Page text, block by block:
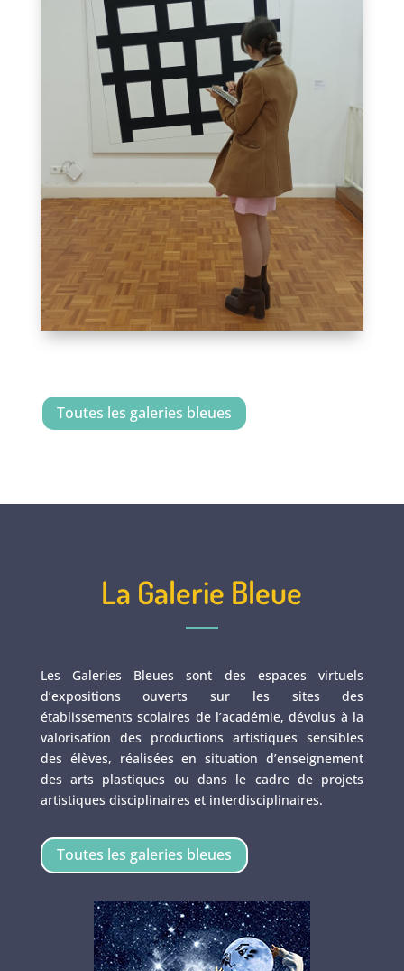
Toutes les galeries bleues
La Galerie Bleue
Les Galeries Bleues sont des espaces virtuels
d’expositions ouverts sur les sites des
établissements scolaires de l’académie, dévolus à la
valorisation des productions artistiques sensibles
des élèves, réalisées en situation d’enseignement
des arts plastiques ou dans le cadre de projets
artistiques disciplinaires et interdisciplinaires.
Toutes les galeries bleues